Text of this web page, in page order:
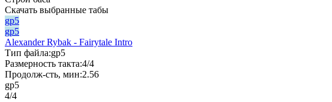
Скачать выбранные табы
gp5
gp5
Alexander Rybak - Fairytale Intro
Тип файла:gp5
Размерность такта:4/4
Продолж-сть, мин:2.56
gp5
4/4